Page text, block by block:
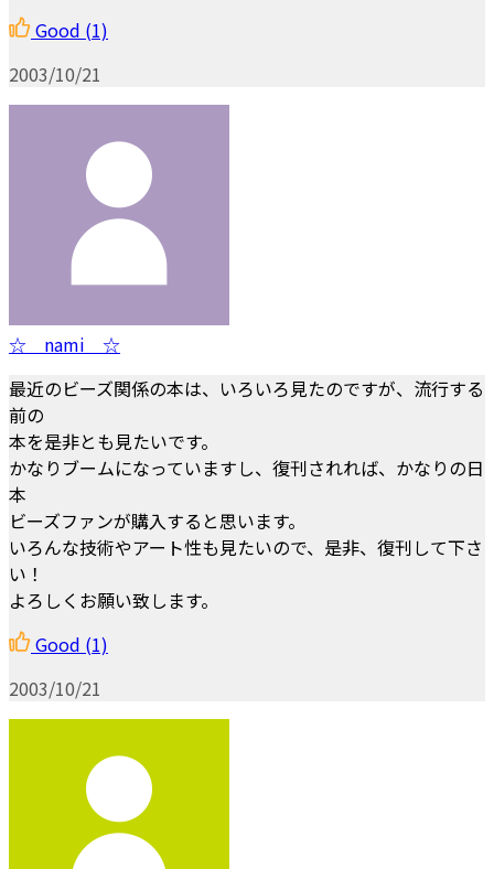
Good (1)
2003/10/21
☆ nami ☆
最近のビーズ関係の本は、いろいろ見たのですが、流行する
前の
本を是非とも見たいです。
かなりブームになっていますし、復刊されれば、かなりの日
本
ビーズファンが購入すると思います。
いろんな技術やアート性も見たいので、是非、復刊して下さ
い！
よろしくお願い致します。
Good (1)
2003/10/21